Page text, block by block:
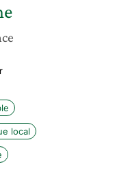
local